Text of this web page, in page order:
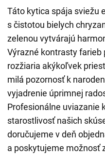
Táto kytica spája sviežu
s čistotou bielych
zelenou vytvárajú
Výrazné kontrasty
rozžiaria akýkoľvek
milá pozornosť k
vyjadrenie úprimnej
Profesionálne uviazanie
starostlivosť našich
doručujeme v deň
a poskytujeme možnosť